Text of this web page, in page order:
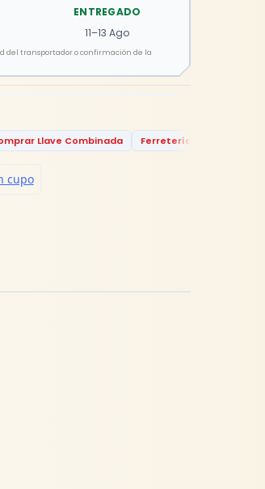
Llave Combinada Ferretería
ENTREGADO
11–13 Ago
del transportador o confirmación de la